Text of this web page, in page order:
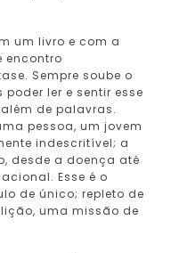
um livro e com a
encontro
Sempre soube o
ler e sentir esse
de palavras.
pessoa, um jovem
indescritível; a
desde a doença até
Esse é o
de único; repleto de
uma missão de